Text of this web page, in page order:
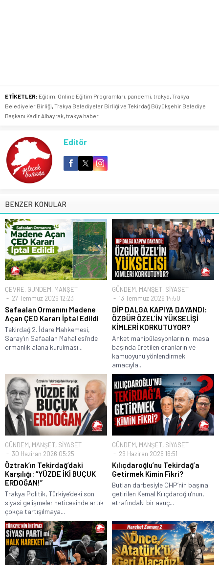
ETİKETLER: Eğitim Online Eğitim Programları pandemi trakya Trakya
Belediyeler Birliği Trakya Belediyeler Birliği ve Tekirdağ Büyükşehir Belediye
Başkanı Kadir Albayrak trakya haber
Editör
BENZER KONULAR
ÇEVRE, GÜNDEM, MANŞET
27 Temmuz 2026 12:23
Safaalan Ormanını Madene
Açan ÇED Kararı İptal Edildi
Tekirdağ 2. İdare Mahkemesi,
Saray’ın Safaalan Mahallesi’nde
ormanlık alana kurulması...
GÜNDEM, MANŞET, SİYASET
13 Temmuz 2026 14:50
DİP DALGA KAPIYA DAYANDI:
ÖZGÜR ÖZEL’İN YÜKSELİŞİ
KİMLERİ KORKUTUYOR?
Anket manipülasyonlarının, masa
başında üretilen oranların ve
kamuoyunu yönlendirmek
amacıyla...
GÜNDEM, MANŞET, SİYASET
30 Haziran 2026 05:25
Öztrak’ın Tekirdağ’daki
Karşılığı: “YÜZDE İKİ BUÇUK
ERDOĞAN!”
Trakya Politik, Türkiye’deki son
siyasi gelişmeler neticesinde artık
çokça tartışılmaya...
GÜNDEM, MANŞET, SİYASET
29 Haziran 2026 16:51
Kılıçdaroğlu’nu Tekirdağ’a
Getirmek Kimin Fikri?
Butlan darbesiyle CHP’nin başına
getirilen Kemal Kılıçdaroğlu’nun,
etrafındaki bir avuç...